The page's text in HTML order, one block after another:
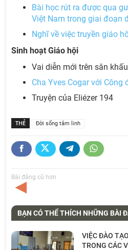
Bài học rút ra được qua
Việt Nam trong giai đoạn
Nghĩ về việc truyền giáo
Sinh hoạt Giáo hội
Vai diễn mới trên sân
Cha Yves Cogar với Công
Truyện của Eliézer 194
THẺ Đời sống tâm linh
Bài đăng cũ hơn
BẠN CÓ THỂ THÍCH NHỮNG BÀI
VIỆC ĐÀO
TRONG CÁC